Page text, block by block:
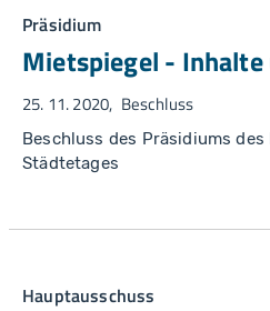
Präsidium
Mietspiegel -
25. 11. 2020 Beschluss
Beschluss des Präsidiums des
Städtetages
Hauptausschuss